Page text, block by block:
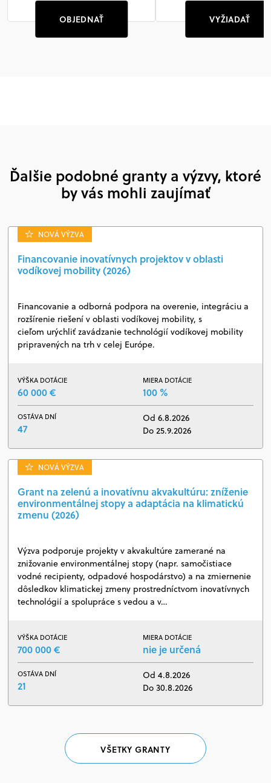
OBJEDNAŤ VYŽIADAŤ
Ďalšie podobné granty a výzvy, ktoré
by vás mohli zaujímať
NOVÁ VÝZVA
Financovanie inovatívnych projektov v oblasti
vodíkovej mobility (2026)
Financovanie a odborná podpora na overenie, integráciu a
rozšírenie riešení v oblasti vodíkovej mobility, s
cieľom urýchliť zavádzanie technológií vodíkovej mobility
pripravených na trh v celej Európe.
VÝŠKA DOTÁCIE
60 000 €
MIERA DOTÁCIE
100 %
OSTÁVA DNÍ
47
Od 6.8.2026
Do 25.9.2026
NOVÁ VÝZVA
Grant na zelenú a inovatívnu akvakultúru: zníženie
environmentálnej stopy a adaptácia na klimatickú
zmenu (2026)
Výzva podporuje projekty v akvakultúre zamerané na
znižovanie environmentálnej stopy (napr. samočistiace
vodné recipienty, odpadové hospodárstvo) a na zmiernenie
dôsledkov klimatickej zmeny prostredníctvom inovatívnych
technológií a spolupráce s vedou a v…
VÝŠKA DOTÁCIE
700 000 €
MIERA DOTÁCIE
nie je určená
OSTÁVA DNÍ
21
Od 4.8.2026
Do 30.8.2026
VŠETKY GRANTY